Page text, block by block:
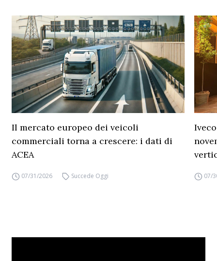
Il mercato europeo dei veicoli
commerciali torna a crescere: i dati di
ACEA
07/31/2026 Succede Oggi 07/